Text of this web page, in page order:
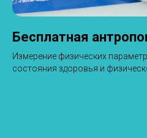
Бесплатная
Измерение физических
состояния здоровья и